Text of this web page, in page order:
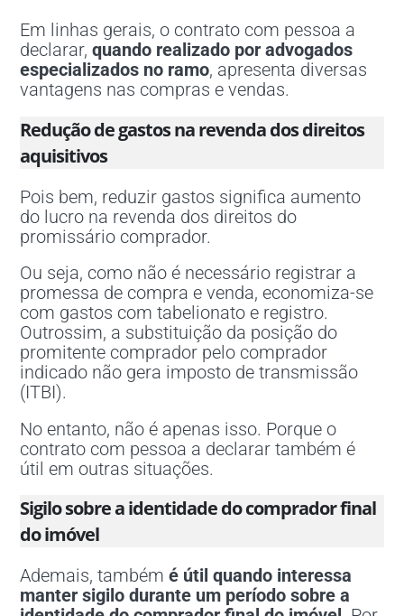
Em linhas gerais, o contrato com pessoa a
declarar,quando realizado por advogados
especializados no ramo, apresenta diversas
vantagens nas compras e vendas.
Redução de gastos na revenda dos direitos
aquisitivos
Pois bem, reduzir gastos significa aumento
do lucro na revenda dos direitos do
promissário comprador.
Ou seja, como não é necessário registrar a
promessa de compra e venda, economiza-se
com gastos com tabelionato e registro.
Outrossim, a substituição da posição do
promitente comprador pelo comprador
indicado não gera imposto de transmissão
(ITBI).
No entanto, não é apenas isso. Porque o
contrato com pessoa a declarar também é
útil em outras situações.
Sigilo sobre a identidade do comprador final
do imóvel
Ademais, tambémé útil quando interessa
manter sigilo durante um período sobre a